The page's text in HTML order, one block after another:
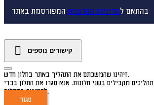
בהתאם למדיניות הפרטיות המפורסמת באתר
קישורים נוספים
זיהינו שהמשכתם את התהליך באתר בחלון חדש.
מקבילים בשני חלונות. אנא סגרו את החלון בכדי
להמשיך בתהליך.
סגור